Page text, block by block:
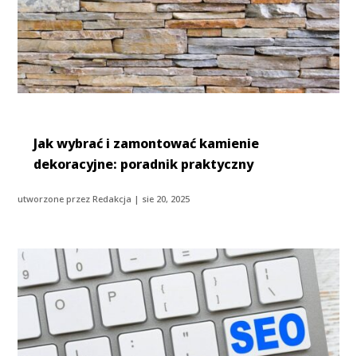
Jak wybrać i zamontować kamienie
dekoracyjne: poradnik praktyczny
utworzone przezRedakcja | sie 20, 2025